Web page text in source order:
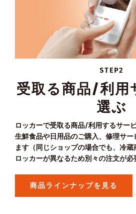
STEP2
受取る商品/利用
選ぶ
ロッカーで受取る商品/利用するサー
生鮮食品や日用品のご購入、修理サ
ます（同じショップの場合でも、冷
ロッカーが異なるため別々の注文が必
商品ラインナップを見る